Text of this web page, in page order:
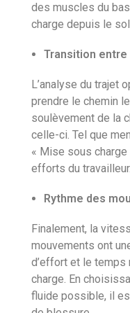
des muscles du
charge depuis le
Transition
L’analyse du trajet
prendre le chemin
soulèvement de la
celle-ci. Tel que
« Mise sous
efforts du travailleur.
Rythme des
Finalement, la
mouvements ont
d’effort et le temps
charge. En
fluide possible, il